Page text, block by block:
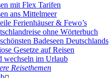
mit Flex Tarifen
ans Mittelmeer
Ferienhäuser & Fewo’s
ohne Wörterbuch
Badeseen Deutschlands
Gesetze auf Reisen
wechseln im Urlaub
Reisethemen